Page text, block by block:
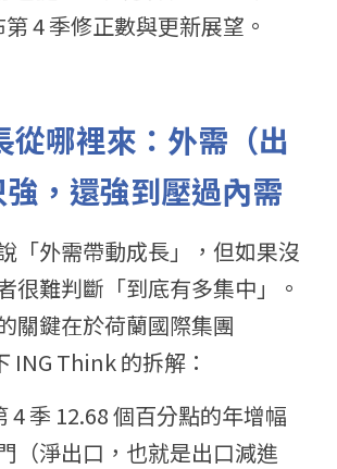
4 季修正數與更新展望。
從哪裡來：外需（出
強，還強到壓過內需
「外需帶動成長」，但如果沒
很難判斷「到底有多集中」。
關鍵在於荷蘭國際集團
ING Think 的拆解：
4 季 12.68 個百分點的年增幅
（淨出口，也就是出口減進